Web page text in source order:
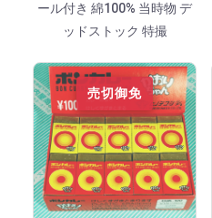
ール付き 綿100% 当時物 デ
ッドストック 特撮
売切御免